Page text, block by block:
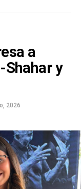
a
Shahar y
2026